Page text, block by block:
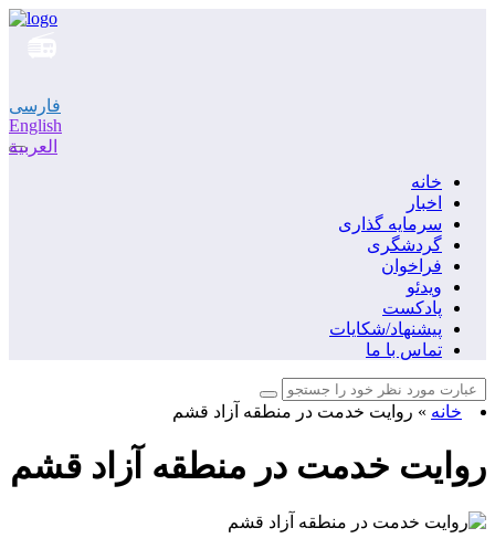
فارسی
English
العربية
خانه
اخبار
سرمایه گذاری
گردشگری
فراخوان
ویدئو
پادکست
پیشنهاد/شکایات
تماس با ما
خانه » روایت خدمت در منطقه آزاد قشم
روایت خدمت در منطقه آزاد قشم